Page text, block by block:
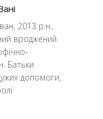
2013 р.н.,
вроджений
Батьки
допомоги,